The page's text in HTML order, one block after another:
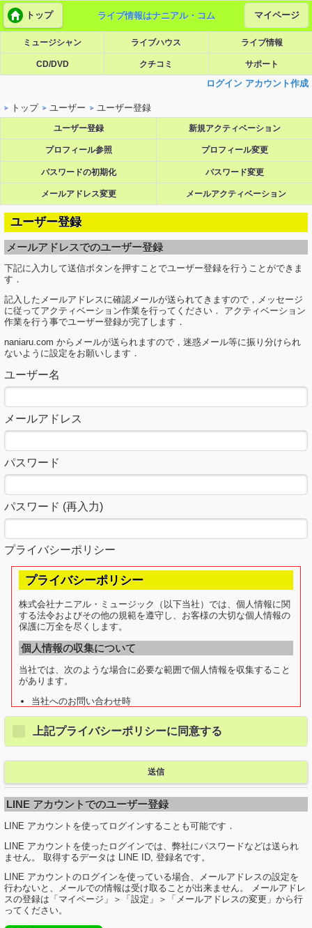
トップ ライブ情報はナニアル・コム マイページ
ミュージシャン ライブハウス ライブ情報
CD/DVD クチコミ サポート
ログイン アカウント作成
トップ ユーザー ユーザー登録
ユーザー登録 新規アクティベーション
プロフィール参照 プロフィール変更
パスワードの初期化 パスワード変更
メールアドレス変更 メールアクティベーション
ユーザー登録
メールアドレスでのユーザー登録
下記に入力して送信ボタンを押すことでユーザー登録を行うことができま
す．
記入したメールアドレスに確認メールが送られてきますので，メッセージ
に従ってアクティベーション作業を行ってください． アクティベーション
作業を行う事でユーザー登録が完了します．
naniaru.com からメールが送られますので，迷惑メール等に振り分けられ
ないように設定をお願いします．
ユーザー名
メールアドレス
パスワード
パスワード (再入力)
プライバシーポリシー
プライバシーポリシー
株式会社ナニアル・ミュージック（以下当社）では、個人情報に関
する法令およびその他の規範を遵守し、お客様の大切な個人情報の
保護に万全を尽くします。
個人情報の収集について
当社では、次のような場合に必要な範囲で個人情報を収集すること
があります。
当社へのお問い合わせ時
当社へのサービスお申し込み時
当社へのサービス利用時
当社は、お客様から収集した個人情報を次の目的で利用いたしま
す。
お客様への連絡のため
お客様からのお問い合せに対する回答のため
お客様へのサービス提供のため
個人情報の第三者への提供について
当社では、お客様より取得した個人情報を第三者に開示または提供
することはありません。 ただし、次の場合は除きます。
ご本人の同意がある場合
上記プライバシーポリシーに同意する
送信
LINE アカウントでのユーザー登録
LINE アカウントを使ってログインすることも可能です．
LINE アカウントを使ったログインでは、弊社にパスワードなどは送られ
ません。 取得するデータは LINE ID, 登録名です。
LINE アカウントのログインを使っている場合、メールアドレスの設定を
行わないと、メールでの情報は受け取ることが出来ません。 メールアドレ
スの登録は「マイページ」＞「設定」＞「メールアドレスの変更」から行
ってください。